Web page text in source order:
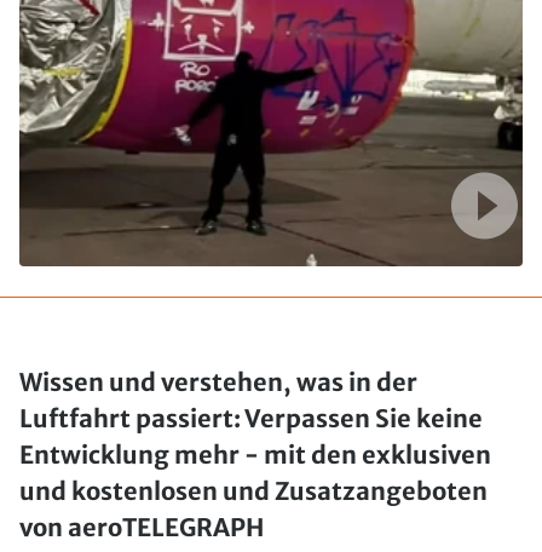
Wissen und verstehen, was in der
Luftfahrt passiert: Verpassen Sie keine
Entwicklung mehr - mit den exklusiven
und kostenlosen und Zusatzangeboten
von aeroTELEGRAPH